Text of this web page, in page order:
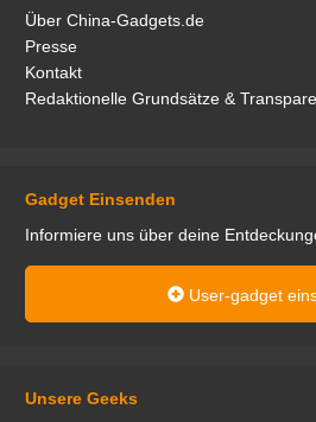
Über China-Gadgets.de
Presse
Kontakt
Redaktionelle Grundsätze &
Gadget Einsenden
Informiere uns über deine
User-gadget
Unsere Geeks